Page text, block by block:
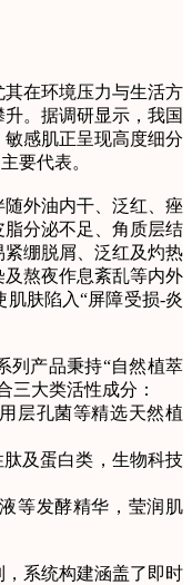
在环境压力与生活方
。据调研显示，我国
感肌正呈现高度细分
要代表。
外油内干、泛红、痤
分泌不足、角质层结
绷脱屑、泛红及灼热
熬夜作息紊乱等内外
肤陷入“屏障受损-炎
列产品秉持“自然植萃
三大类活性成分：
层孔菌等精选天然植
及蛋白类，生物科技
等发酵精华，莹润肌
系统构建涵盖了即时